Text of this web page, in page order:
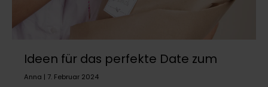
Ideen für das perfekte Date zum
Valentinstag
Anna | 7. Februar 2024